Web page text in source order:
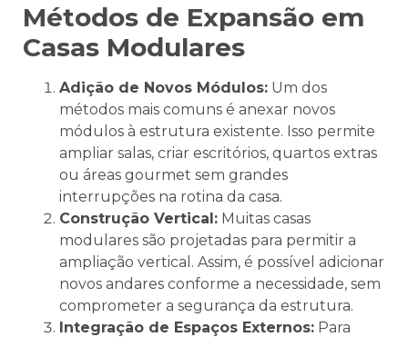
Métodos de Expansão em
Casas Modulares
Adição de Novos Módulos: Um dos
métodos mais comuns é anexar novos
módulos à estrutura existente. Isso permite
ampliar salas, criar escritórios, quartos extras
ou áreas gourmet sem grandes
interrupções na rotina da casa.
Construção Vertical: Muitas casas
modulares são projetadas para permitir a
ampliação vertical. Assim, é possível adicionar
novos andares conforme a necessidade, sem
comprometer a segurança da estrutura.
Integração de Espaços Externos: Para